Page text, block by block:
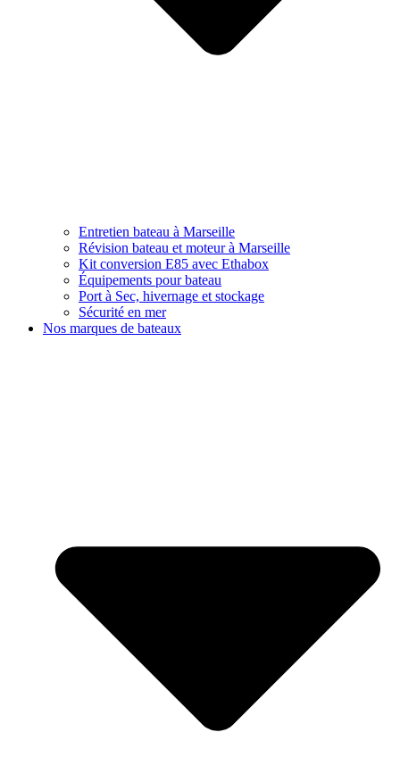
Entretien bateau à Marseille
Révision bateau et moteur à Marseille
Kit conversion E85 avec Ethabox
Équipements pour bateau
Port à Sec, hivernage et stockage
Sécurité en mer
Nos marques de bateaux